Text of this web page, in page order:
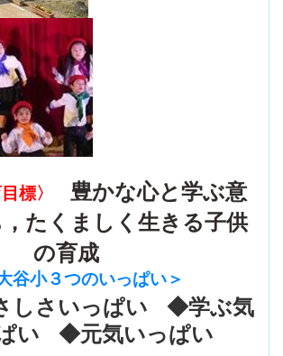
標〉
豊かな心と学ぶ意
たくましく生きる子供
の育成
谷小３つのいっぱい＞
しさいっぱい ◆学ぶ気
い ◆元気いっぱい